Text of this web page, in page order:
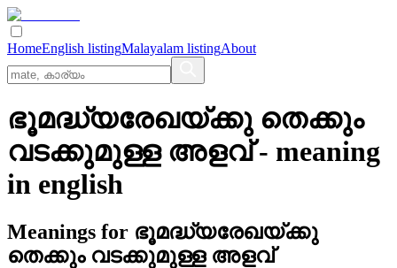
HomeEnglish listingMalayalam listingAbout
ഭൂമദ്ധ്യരേഖയ്‌ക്കു തെക്കും
വടക്കുമുള്ള അളവ്- meaning
in english
Meanings for ഭൂമദ്ധ്യരേഖയ്‌ക്കു
തെക്കും വടക്കുമുള്ള അളവ്